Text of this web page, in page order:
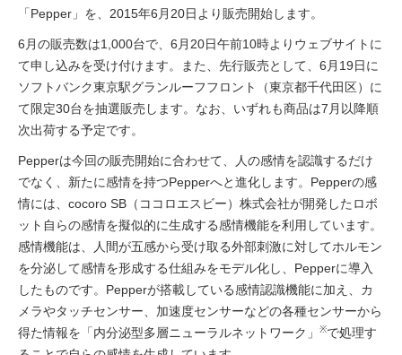
「Pepper」を、2015年6月20日より販売開始します。
6月の販売数は1,000台で、6月20日午前10時よりウェブサイトに
て申し込みを受け付けます。また、先行販売として、6月19日に
ソフトバンク東京駅グランルーフフロント（東京都千代田区）に
て限定30台を抽選販売します。なお、いずれも商品は7月以降順
次出荷する予定です。
Pepperは今回の販売開始に合わせて、人の感情を認識するだけ
でなく、新たに感情を持つPepperへと進化します。Pepperの感
情には、cocoro SB（ココロエスビー）株式会社が開発したロボ
ット自らの感情を擬似的に生成する感情機能を利用しています。
感情機能は、人間が五感から受け取る外部刺激に対してホルモン
を分泌して感情を形成する仕組みをモデル化し、Pepperに導入
したものです。Pepperが搭載している感情認識機能に加え、カ
メラやタッチセンサー、加速度センサーなどの各種センサーから
得た情報を「内分泌型多層ニューラルネットワーク」
※で処理す